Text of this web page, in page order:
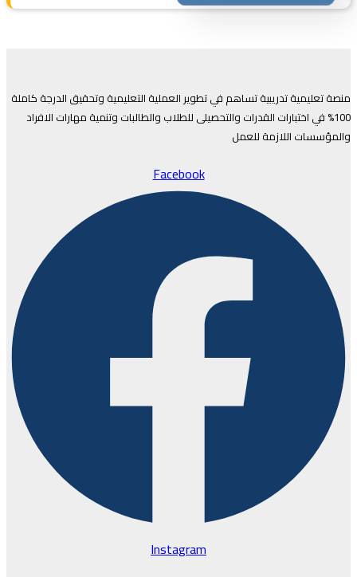
منصة تعليمية تدريبية تساهم في تطوير العملية التعليمية وتحقيق الدرجة كاملة
100% في اختبارات القدرات والتحصيلى للطلاب والطالبات وتنمية مهارات الافراد
والمؤسسات اللازمة للعمل
Facebook
Instagram